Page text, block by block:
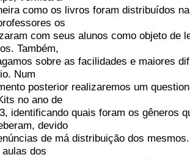
como os livros foram distribuídos
os
com seus alunos como objeto de
Também,
sobre as facilidades e maiores
Num
posterior realizaremos um
no ano de
identificando quais foram os gêneros
devido
de má distribuição dos
dos